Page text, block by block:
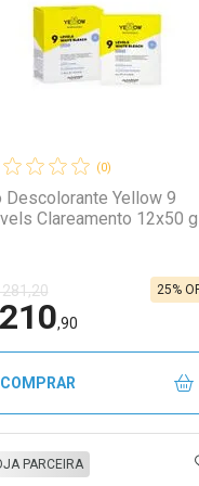
Ativar Desconto
Comprar sem Desconto
Comprar sem Desconto
(0)
Descolorante Yellow 9
Clareamento 12x50 g
281,20
210,90
25%
COMPRAR
PARCEIRA